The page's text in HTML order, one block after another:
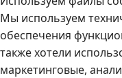
Мы используем
обеспечения
также хотели
маркетинговые,